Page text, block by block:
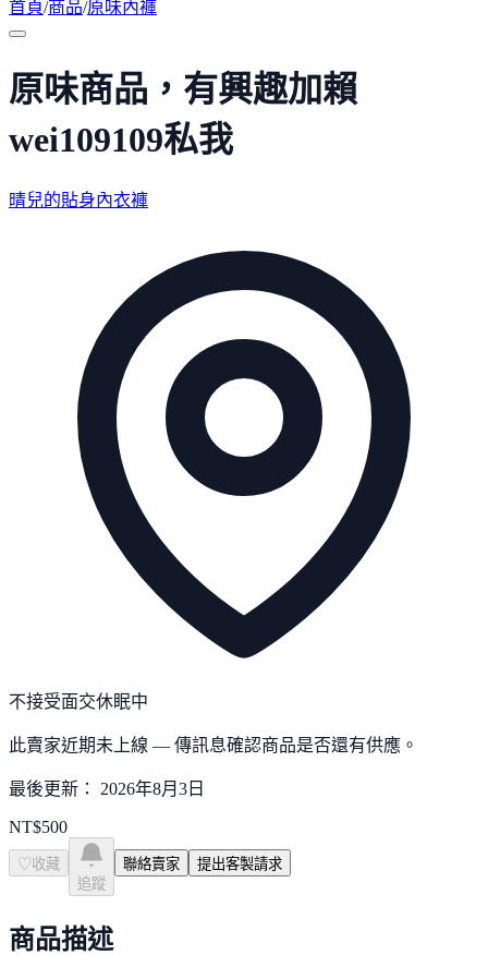
首頁/商品/原味內褲
原味商品，有興趣加賴
wei109109私我
晴兒的貼身內衣褲
不接受面交休眠中
此賣家近期未上線 — 傳訊息確認商品是否還有供應。
最後更新： 2026年8月3日
NT$500
♡ 收藏
追蹤
聯絡賣家 提出客製請求
商品描述